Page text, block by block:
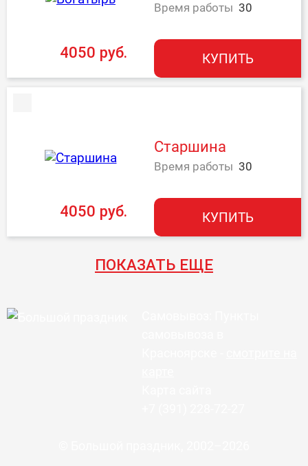
Время работы 30
4050 руб. КУПИТЬ
Старшина
Время работы 30
4050 руб. КУПИТЬ
ПОКАЗАТЬ ЕЩЕ